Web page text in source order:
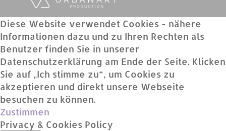
Diese Website verwendet Cookies - nähere
Informationen dazu und zu Ihren Rechten als
Benutzer finden Sie in unserer
Datenschutzerklärung am Ende der Seite. Klicken
Sie auf „Ich stimme zu“, um Cookies zu
akzeptieren und direkt unsere Webseite
besuchen zu können.
Zustimmen
Privacy & Cookies Policy